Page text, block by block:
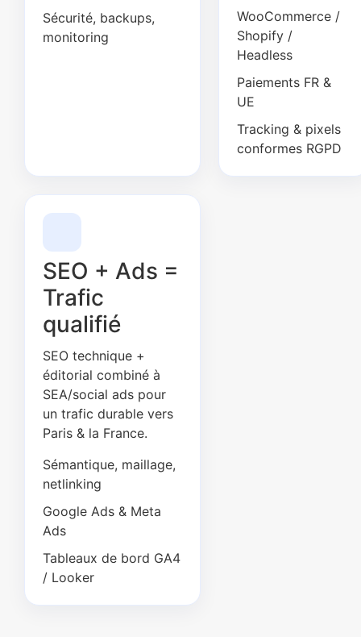
Sécurité, backups,
monitoring
WooCommerce /
Shopify /
Headless
Paiements FR &
UE
Tracking & pixels
conformes RGPD
SEO + Ads =
Trafic
qualifié
SEO technique +
éditorial combiné à
SEA/social ads pour
un trafic durable vers
Paris & la France.
Sémantique, maillage,
netlinking
Google Ads & Meta
Ads
Tableaux de bord GA4
/ Looker